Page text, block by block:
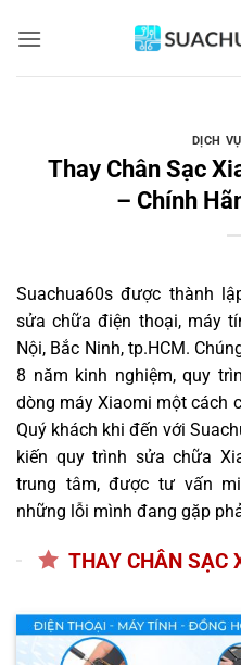
qua
DỊCH VỤ
Thay Chân Sạc
– Chính
Suachua60s được thành
sửa chữa điện thoại, máy
Nội, Bắc Ninh, tp.HCM.
8 năm kinh nghiệm, quy
dòng máy Xiaomi một cách
Quý khách khi đến với
kiến quy trình sửa chữa
trung tâm, được tư vấn
những lỗi mình đang gặp
THAY CHÂN SẠC